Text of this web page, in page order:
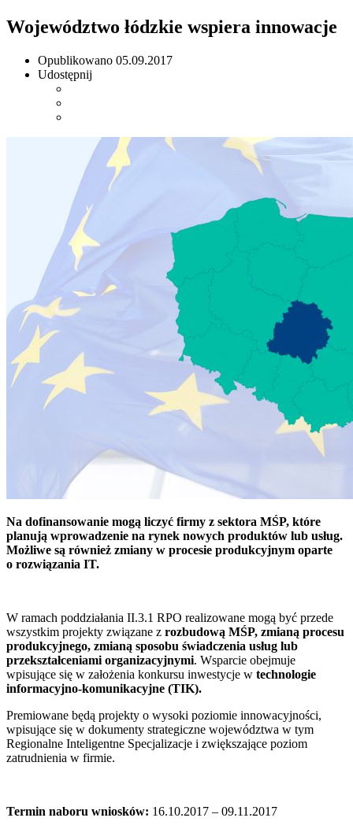
Województwo łódzkie wspiera innowacje
Opublikowano 05.09.2017
Udostępnij
Na dofinansowanie mogą liczyć firmy z sektora MŚP, które
planują wprowadzenie na rynek nowych produktów lub usług.
Możliwe są również zmiany w procesie produkcyjnym oparte
o rozwiązania IT.
W ramach poddziałania II.3.1 RPO realizowane mogą być przede
wszystkim projekty związane z rozbudową MŚP, zmianą procesu
produkcyjnego, zmianą sposobu świadczenia usług lub
przekształceniami organizacyjnymi. Wsparcie obejmuje
wpisujące się w założenia konkursu inwestycje w technologie
informacyjno-komunikacyjne (TIK).
Premiowane będą projekty o wysoki poziomie innowacyjności,
wpisujące się w dokumenty strategiczne województwa w tym
Regionalne Inteligentne Specjalizacje i zwiększające poziom
zatrudnienia w firmie.
Termin naboru wniosków: 16.10.2017 – 09.11.2017